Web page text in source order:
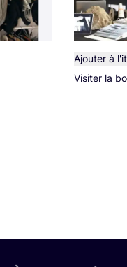
Ajouter à
Visiter la